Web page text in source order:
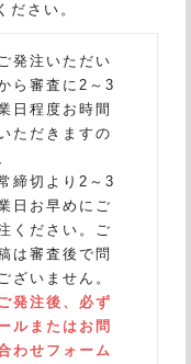
ださい。
発注いただい
ら審査に2～3
日程度お時間
ただきますの
締切より2～3
日お早めにご
ください。ご
は審査後で問
ざいません。
発注後、必ず
ルまたはお問
わせフォーム